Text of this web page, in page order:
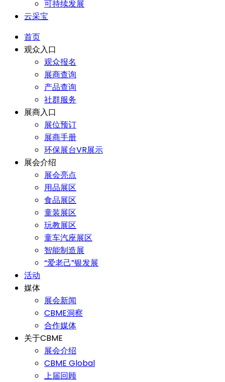
可持续发展
云采宝
首页
观众入口
观众报名
展商查询
产品查询
社群服务
展商入口
展位预订
展商手册
环保展台VR展示
展会介绍
展会亮点
用品展区
食品展区
童装展区
玩教展区
童车汽座展区
智能制造展
“爱老己”银发展
活动
媒体
展会新闻
CBME洞察
合作媒体
关于CBME
展会介绍
CBME Global
上届回顾